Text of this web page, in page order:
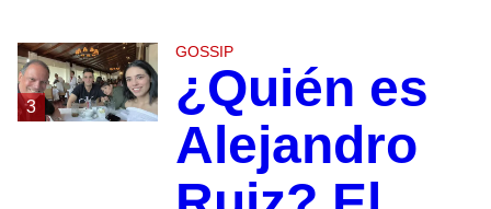
3
GOSSIP
¿Quién es
Alejandro